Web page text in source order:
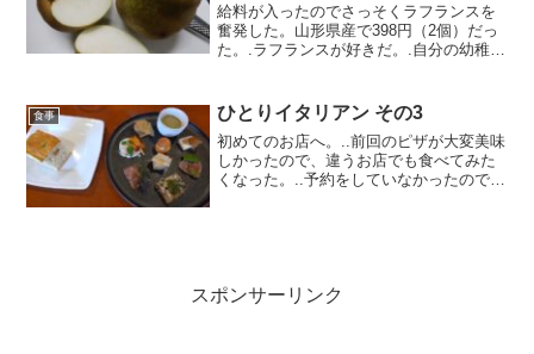
給料が入ったのでさっそくラフランスを
奮発した。山形県産で398円（2個）だっ
た。.ラフランスが好きだ。.自分の幼稚な
よりは少し高くなるが、りんごと青りん
ごと梨で迷って...
食事 ひとりイタリアン その3
初めてのお店へ。..前回のピザが大変美味
しかったので、違うお店でも食べてみた
くなった。..予約をしていなかったので不
スポンサーリンク